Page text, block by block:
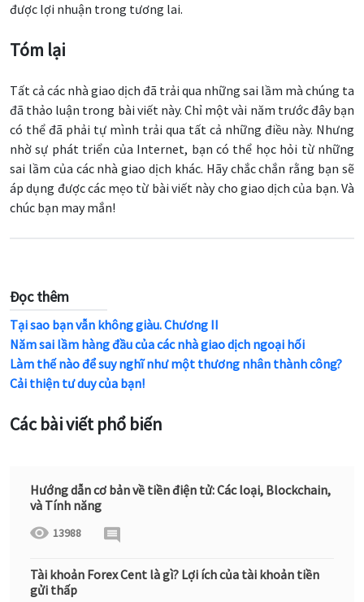
được lợi nhuận trong tương lai.
Tóm lại
Tất cả các nhà giao dịch đã trải qua những sai lầm mà chúng ta
đã thảo luận trong bài viết này. Chỉ một vài năm trước đây bạn
có thể đã phải tự mình trải qua tất cả những điều này. Nhưng
nhờ sự phát triển của Internet, bạn có thể học hỏi từ những
sai lầm của các nhà giao dịch khác. Hãy chắc chắn rằng bạn sẽ
áp dụng được các mẹo từ bài viết này cho giao dịch của bạn. Và
chúc bạn may mắn!
Đọc thêm
Tại sao bạn vẫn không giàu. Chương II
Năm sai lầm hàng đầu của các nhà giao dịch ngoại hối
Làm thế nào để suy nghĩ như một thương nhân thành công?
Cải thiện tư duy của bạn!
Các bài viết phổ biến
Hướng dẫn cơ bản về tiền điện tử: Các loại, Blockchain,
và Tính năng
13988
Tài khoản Forex Cent là gì? Lợi ích của tài khoản tiền
gửi thấp